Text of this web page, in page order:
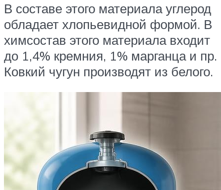
В составе этого материала углерод
обладает хлопьевидной формой. В
химсостав этого материала входит
до 1,4% кремния, 1% марганца и пр.
Ковкий чугун производят из белого.